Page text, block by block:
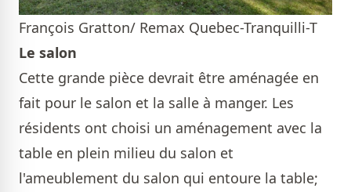
François Gratton/ Remax Quebec-Tranquilli-T
Le salon
Cette grande pièce devrait être aménagée en
fait pour le salon et la salle à manger. Les
résidents ont choisi un aménagement avec la
table en plein milieu du salon et
l'ameublement du salon qui entoure la table;